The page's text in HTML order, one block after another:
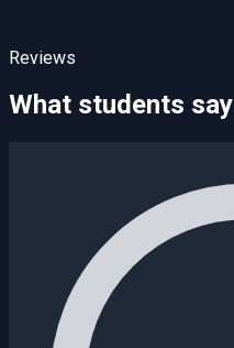
Reviews
What students say